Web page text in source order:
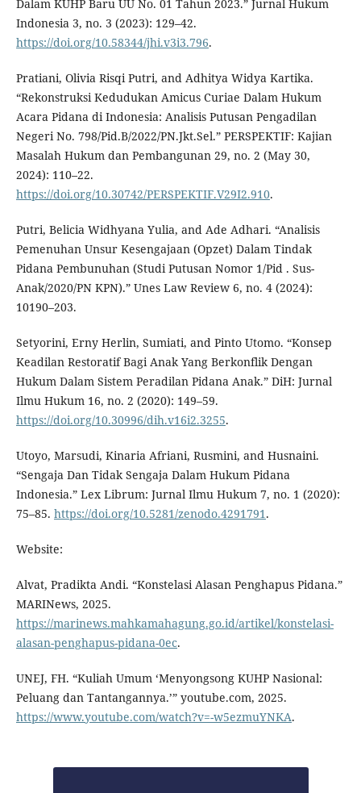
Dalam KUHP Baru UU No. 01 Tahun 2023.” Jurnal Hukum
Indonesia 3, no. 3 (2023): 129–42.
https://doi.org/10.58344/jhi.v3i3.796.
Pratiani, Olivia Risqi Putri, and Adhitya Widya Kartika.
“Rekonstruksi Kedudukan Amicus Curiae Dalam Hukum
Acara Pidana di Indonesia: Analisis Putusan Pengadilan
Negeri No. 798/Pid.B/2022/PN.Jkt.Sel.” PERSPEKTIF: Kajian
Masalah Hukum dan Pembangunan 29, no. 2 (May 30,
2024): 110–22.
https://doi.org/10.30742/PERSPEKTIF.V29I2.910.
Putri, Belicia Widhyana Yulia, and Ade Adhari. “Analisis
Pemenuhan Unsur Kesengajaan (Opzet) Dalam Tindak
Pidana Pembunuhan (Studi Putusan Nomor 1/Pid . Sus-
Anak/2020/PN KPN).” Unes Law Review 6, no. 4 (2024):
10190–203.
Setyorini, Erny Herlin, Sumiati, and Pinto Utomo. “Konsep
Keadilan Restoratif Bagi Anak Yang Berkonflik Dengan
Hukum Dalam Sistem Peradilan Pidana Anak.” DiH: Jurnal
Ilmu Hukum 16, no. 2 (2020): 149–59.
https://doi.org/10.30996/dih.v16i2.3255.
Utoyo, Marsudi, Kinaria Afriani, Rusmini, and Husnaini.
“Sengaja Dan Tidak Sengaja Dalam Hukum Pidana
Indonesia.” Lex Librum: Jurnal Ilmu Hukum 7, no. 1 (2020):
75–85. https://doi.org/10.5281/zenodo.4291791 .
Website:
Alvat, Pradikta Andi. “Konstelasi Alasan Penghapus Pidana.”
MARINews, 2025.
https://marinews.mahkamahagung.go.id/artikel/konstelasi-
alasan-penghapus-pidana-0ec.
UNEJ, FH. “Kuliah Umum ‘Menyongsong KUHP Nasional:
Peluang dan Tantangannya.’” youtube.com, 2025.
https://www.youtube.com/watch?v=-w5ezmuYNKA.